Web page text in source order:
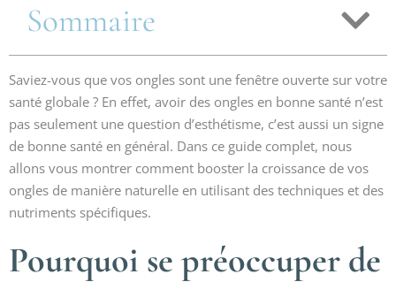
Sommaire
Saviez-vous que vos ongles sont une fenêtre ouverte sur votre
santé globale ? En effet, avoir des ongles en bonne santé n’est
pas seulement une question d’esthétisme, c’est aussi un signe
de bonne santé en général. Dans ce guide complet, nous
allons vous montrer comment booster la croissance de vos
ongles de manière naturelle en utilisant des techniques et des
nutriments spécifiques.
Pourquoi se préoccuper de